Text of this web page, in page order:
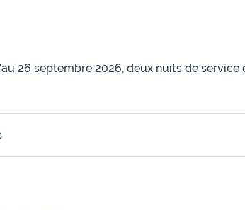
26 septembre 2026, deux nuits de